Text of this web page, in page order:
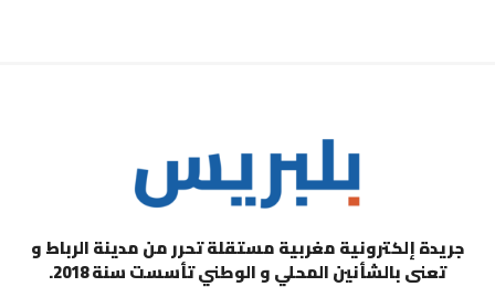
جريدة إلكترونية مغربية مستقلة تحرر من مدينة الرباط و
تعنى بالشأنين المحلي و الوطني تأسست سنة 2018.